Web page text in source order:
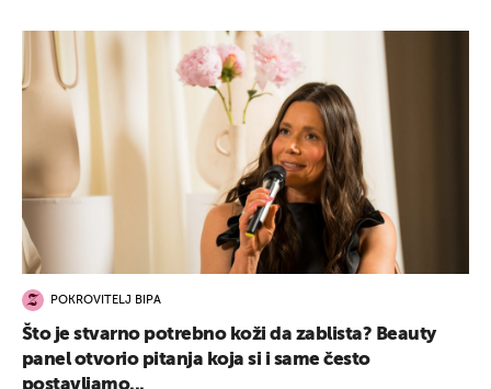
POKROVITELJ BIPA
Što je stvarno potrebno koži da zablista? Beauty
panel otvorio pitanja koja si i same često
postavljamo...